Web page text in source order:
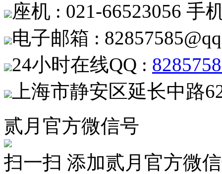
座机 : 021-66523056 手
电子邮箱 :
24小时在线QQ :
上海市静安区延长中路
贰月官方微信号
扫一扫 添加贰月官方微